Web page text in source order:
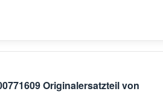
Originalersatzteil von